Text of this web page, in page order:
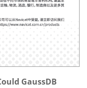
GaussDB